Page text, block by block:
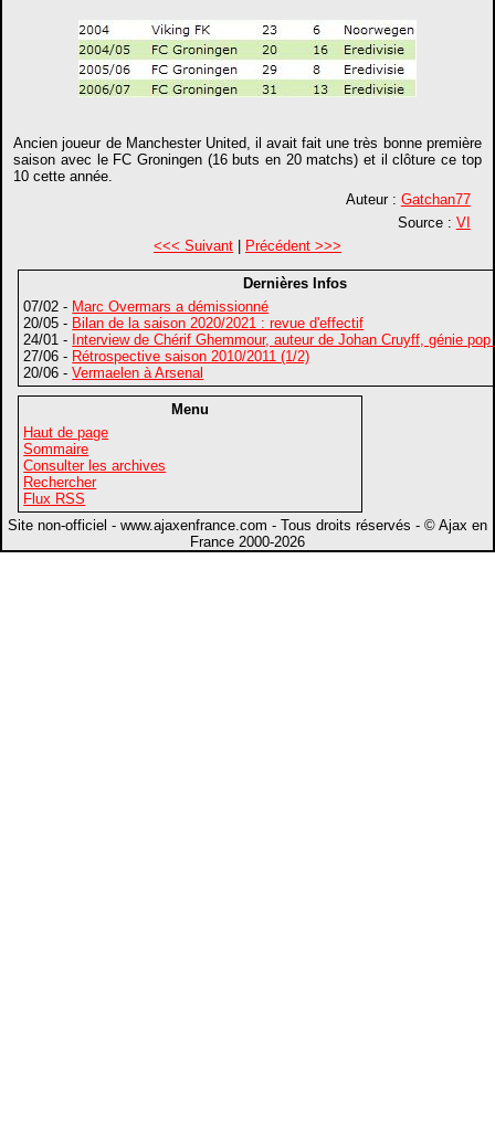
Ancien joueur de Manchester United, il avait fait une très bonne première
saison avec le FC Groningen (16 buts en 20 matchs) et il clôture ce top
10 cette année.
Auteur : Gatchan77
Source : VI
<<< Suivant| Précédent >>>
Dernières Infos
07/02 - Marc Overmars a démissionné
20/05 - Bilan de la saison 2020/2021 : revue d'effectif
24/01 - Interview de Chérif Ghemmour, auteur de Johan Cruyff, génie
27/06 - Rétrospective saison 2010/2011 (1/2)
20/06 -Vermaelen à Arsenal
Menu
Haut de page
Sommaire
Consulter les archives
Rechercher
Flux RSS
Site non-officiel - www.ajaxenfrance.com - Tous droits réservés - © Ajax en
France 2000-2026